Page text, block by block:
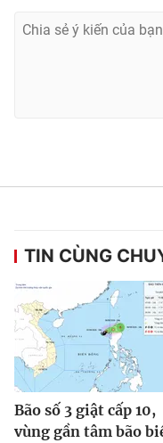
TIN CÙNG
Bão số 3 giật cấp 10,
vùng gần tâm bão